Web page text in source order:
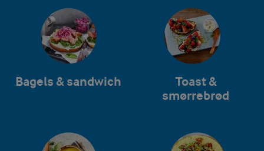
Bagels & sandwich
Toast &
smørrebrød